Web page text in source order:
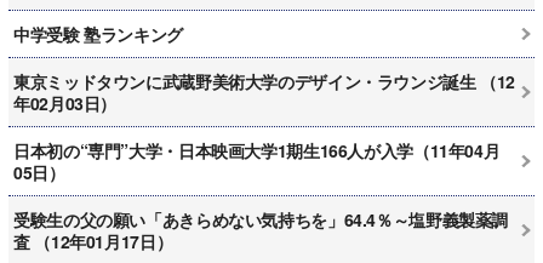
中学受験 塾ランキング
東京ミッドタウンに武蔵野美術大学のデザイン・ラウンジ誕生 （12
年02月03日）
日本初の“専門”大学・日本映画大学1期生166人が入学（11年04月
05日）
受験生の父の願い「あきらめない気持ちを」64.4％～塩野義製薬調
査 （12年01月17日）